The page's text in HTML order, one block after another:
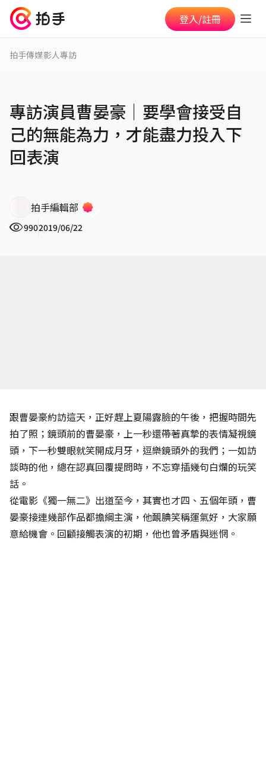
登入/註冊
拍手傳媒影人專訪
專訪演員曹晏豪│要學會接受自
己的無能為力，才能盡力投入下
回表演
拍手編輯部
9902019/06/22
跟曹晏豪約訪這天，正好趕上夏陽露臉的午後，把握時間先
拍了照；鏡頭前的曹晏豪，上一秒還帶著真摯的表情凝視鏡
頭，下一秒雙眼就笑開成月牙，逗樂鏡頭外的我們；一如訪
談時的他，總在認真回覆提問時，不忘穿插幾句白爛的玩笑
話。
從電影《獨一無二》出道至今，其實也才四、五個年頭，曹
晏豪接連幾部作品都擔綱主演，他靦腆笑稱運氣好，大家願
意給機會。回顧接觸表演的初期，他也曾矛盾與迷惘。